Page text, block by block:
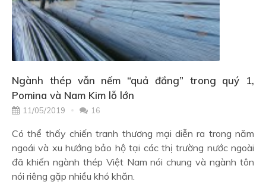
Ngành thép vẫn nếm “quả đắng” trong quý 1,
Pomina và Nam Kim lỗ lớn
11/05/2019 16
Có thể thấy chiến tranh thương mại diễn ra trong năm
ngoái và xu hướng bảo hộ tại các thị trường nước ngoài
đã khiến ngành thép Việt Nam nói chung và ngành tôn
nói riêng gặp nhiều khó khăn.